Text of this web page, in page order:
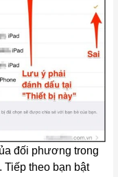
đối phương trong
Tiếp theo bạn bật